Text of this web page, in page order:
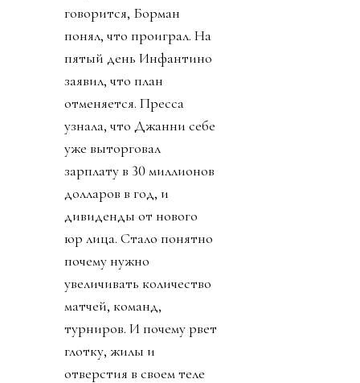
говорится, Борман
понял, что проиграл. На
пятый день Инфантино
заявил, что план
отменяется. Пресса
узнала, что Джанни себе
уже выторговал
зарплату в 30 миллионов
долларов в год, и
дивиденды от нового
юр лица. Стало понятно
почему нужно
увеличивать количество
матчей, команд,
турниров. И почему рвет
глотку, жилы и
отверстия в своем теле